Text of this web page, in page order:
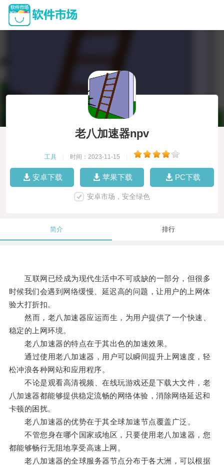
老八加速器npv
工具 时间：2023-11-15
安卓下载 苹果下载 PC下载
安卓市场，安全绿色
简介 排行
互联网已经成为现代生活中不可或缺的一部分，但很多
时候我们会遇到网络缓慢、延迟高的问题，让用户的上网体
验大打折扣。
然而，老八加速器应运而生，为用户提供了一个快速、
稳定的上网环境。
老八加速器的特点在于其出色的加速效果。
通过使用老八加速器，用户可以瞬间提升上网速度，轻
松冲浪各种网站和应用程序。
不论是观看高清视频、在线玩游戏还是下载大文件，老
八加速器都能够提供稳定流畅的网络体验，消除网络延迟和
卡顿的困扰。
老八加速器的优势在于其全球加速节点覆盖广泛。
不管您身在哪个国家或地区，只要使用老八加速器，您
都能够畅行无阻地享受高速上网。
老八加速器的全球服务器节点分布于各大洲，可以根据